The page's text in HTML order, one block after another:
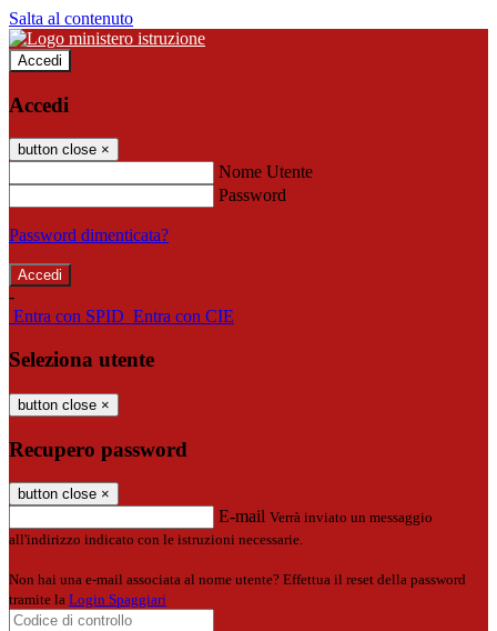
Salta al contenuto
Accedi
Accedi
button close ×
Nome Utente
Password
Password dimenticata?
-
Entra con SPID Entra con CIE
Seleziona utente
button close ×
Recupero password
button close ×
E-mail Verrà inviato un messaggio
all'indirizzo indicato con le istruzioni necessarie.
Non hai una e-mail associata al nome utente? Effettua il reset della password
tramite la Login Spaggiari